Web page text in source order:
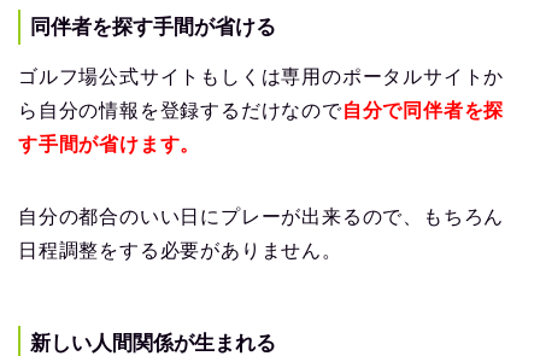
同伴者を探す手間が省ける
ゴルフ場公式サイトもしくは専用のポータルサイトか
ら自分の情報を登録するだけなので自分で同伴者を探
す手間が省けます。
自分の都合のいい日にプレーが出来るので、もちろん
日程調整をする必要がありません。
新しい人間関係が生まれる